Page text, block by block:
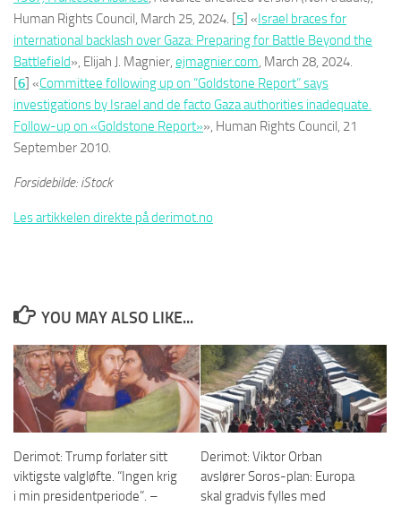
Human Rights Council, March 25, 2024. [5] «Israel braces for
international backlash over Gaza: Preparing for Battle Beyond the
Battlefield», Elijah J. Magnier, ejmagnier.com, March 28, 2024.
[6] «Committee following up on “Goldstone Report” says
investigations by Israel and de facto Gaza authorities inadequate.
Follow-up on «Goldstone Report»», Human Rights Council, 21
September 2010.
Forsidebilde: iStock
Les artikkelen direkte på derimot.no
YOU MAY ALSO LIKE...
Derimot: Trump forlater sitt
viktigste valgløfte. “Ingen krig
i min presidentperiode”. –
Derimot: Viktor Orban
avslører Soros-plan: Europa
skal gradvis fylles med